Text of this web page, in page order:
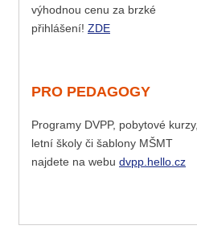
výhodnou cenu za brzké
přihlášení! ZDE
PRO PEDAGOGY
Programy DVPP, pobytové kurzy,
letní školy či šablony MŠMT
najdete na webu dvpp.hello.cz